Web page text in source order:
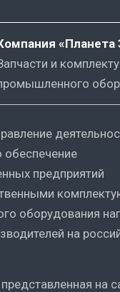
и
предприятий
оборудования
на
на